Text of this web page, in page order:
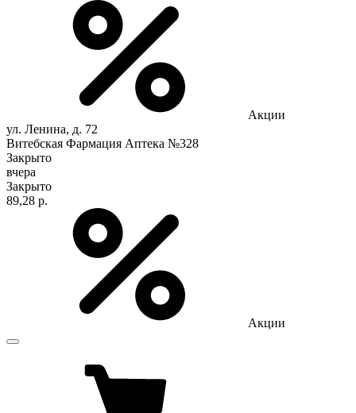
Акции
ул. Ленина, д. 72
Витебская Фармация Аптека №328
Закрыто
вчера
Закрыто
89,28 р.
Акции